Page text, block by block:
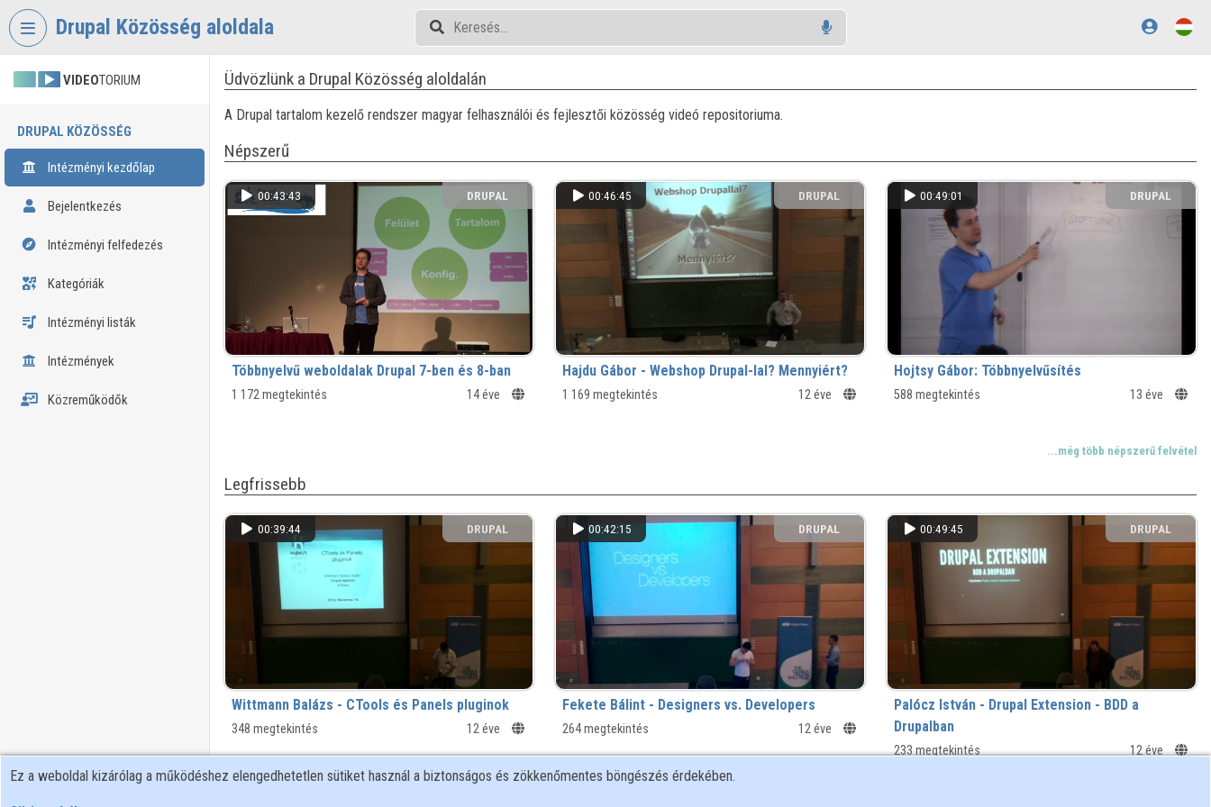
Fejléc kihagyása
Drupal Közösség aloldala
VIDEOTORIUM
DRUPAL KÖZÖSSÉG
Intézményi kezdőlap
Bejelentkezés
Intézményi felfedezés
Kategóriák
Intézményi listák
Intézmények
Közreműködők
Üdvözlünk a Drupal Közösség aloldalán
A Drupal tartalom kezelő rendszer magyar felhasználói és fejlesztői közösség videó repositoriuma.
Népszerű
00:43:43
DRUPAL
KÖZÖSSÉG
Többnyelvű weboldalak Drupal 7-ben és 8-ban
1 172 megtekintés 14 éve
00:46:45
DRUPAL
KÖZÖSSÉG
Hajdu Gábor - Webshop Drupal-lal? Mennyiért?
1 169 megtekintés 12 éve
00:49:01
DRUPAL
Hojtsy Gábor: Többnyelvűsítés
588 megtekintés 13 éve
...még több népszerű felvétel
Legfrissebb
00:39:44
DRUPAL
Wittmann Balázs - CTools és Panels pluginok
348 megtekintés 12 éve
00:42:15
DRUPAL
Fekete Bálint - Designers vs. Developers
264 megtekintés 12 éve
00:49:45
DRUPAL
Palócz István - Drupal Extension - BDD a
Drupalban
233 megtekintés 12 éve
Ez a weboldal kizárólag a működéshez elengedhetetlen sütiket használ a biztonságos és zökkenőmentes böngészés érdekében.